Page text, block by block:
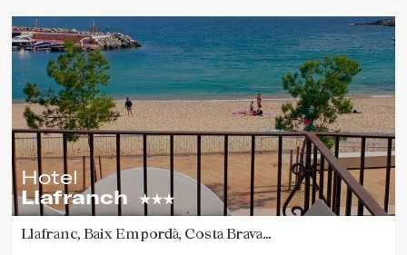
Hotel
Llafranch
Llafranc, Baix Empordà, Costa Brava